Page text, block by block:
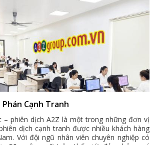
Cạnh Tranh
– phiên dịch A2Z là một trong những đơn vị
dịch cạnh tranh được nhiều khách hàng
Với đội ngũ nhân viên chuyên nghiệp có